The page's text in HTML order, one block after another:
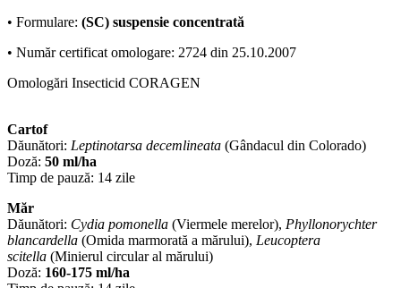
• Formulare: (SC) suspensie concentrată
• Număr certificat omologare: 2724 din 25.10.2007
Omologări Insecticid CORAGEN
Cartof
Dăunători: Leptinotarsa decemlineata (Gândacul din Colorado)
Doză: 50 ml/ha
Timp de pauză: 14 zile
Măr
Dăunători: Cydia pomonella (Viermele merelor), Phyllonorychter
blancardella (Omida marmorată a mărului), Leucoptera
scitella (Minierul circular al mărului)
Doză: 160-175 ml/ha